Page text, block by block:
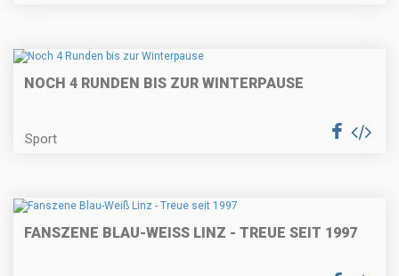
NOCH 4 RUNDEN BIS ZUR WINTERPAUSE
Sport
FANSZENE BLAU-WEISS LINZ - TREUE SEIT 1997